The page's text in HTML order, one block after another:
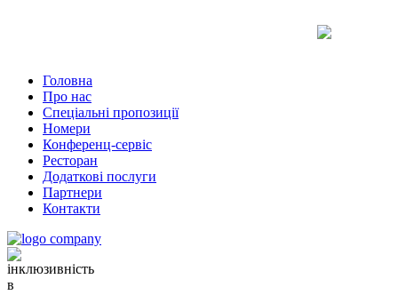
Головна
Про нас
Спеціальні пропозиції
Номери
Конференц-сервіс
Ресторан
Додаткові послуги
Партнери
Контакти